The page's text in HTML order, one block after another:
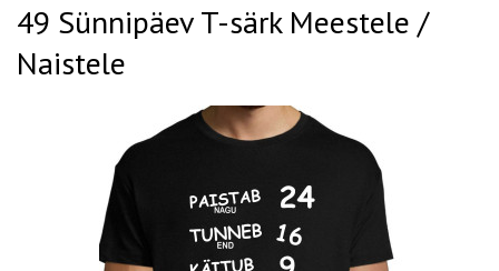
49 Sünnipäev T-särk Meestele /
Naistele